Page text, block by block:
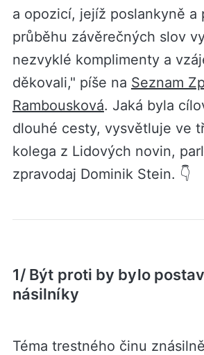
a opozicí, jejíž poslankyně a
průběhu závěrečných slov
nezvyklé komplimenty a
děkovali," píše na Seznam
Rambousková. Jaká byla
dlouhé cesty, vysvětluje ve
kolega z Lidových novin,
zpravodaj Dominik Stein. 👇
1/ Být proti by bylo
násilníky
Téma trestného činu